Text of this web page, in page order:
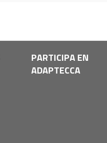
PARTICIPA EN
ADAPTECCA